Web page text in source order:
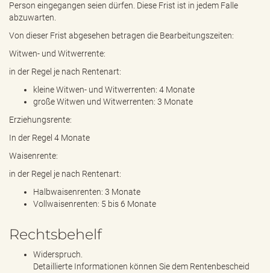
Person eingegangen seien dürfen. Diese Frist ist in jedem Falle
abzuwarten.
Von dieser Frist abgesehen betragen die Bearbeitungszeiten:
Witwen- und Witwerrente:
in der Regel je nach Rentenart:
kleine Witwen- und Witwerrenten: 4 Monate
große Witwen und Witwerrenten: 3 Monate
Erziehungsrente:
In der Regel 4 Monate
Waisenrente:
in der Regel je nach Rentenart:
Halbwaisenrenten: 3 Monate
Vollwaisenrenten: 5 bis 6 Monate
Rechtsbehelf
Widerspruch.
Detaillierte Informationen können Sie dem Rentenbescheid